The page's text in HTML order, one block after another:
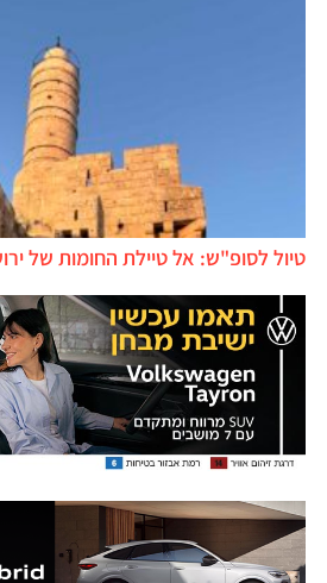
טיול לסופ"ש: אל טיילת החומות של